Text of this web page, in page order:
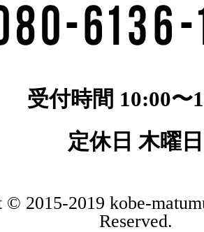
受付時間 10:00〜
定休日 木曜日
© 2015-2019 kobe-
Reserved.